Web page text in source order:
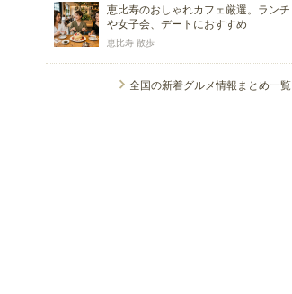
恵比寿のおしゃれカフェ厳選。ランチ
や女子会、デートにおすすめ
恵比寿 散歩
全国の新着グルメ情報まとめ一覧